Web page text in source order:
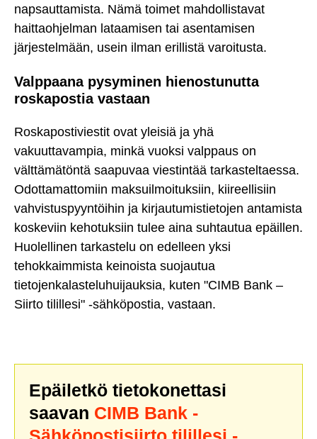
napsauttamista. Nämä toimet mahdollistavat
haittaohjelman lataamisen tai asentamisen
järjestelmään, usein ilman erillistä varoitusta.
Valppaana pysyminen hienostunutta
roskapostia vastaan
Roskapostiviestit ovat yleisiä ja yhä
vakuuttavampia, minkä vuoksi valppaus on
välttämätöntä saapuvaa viestintää tarkasteltaessa.
Odottamattomiin maksuilmoituksiin, kiireellisiin
vahvistuspyyntöihin ja kirjautumistietojen antamista
koskeviin kehotuksiin tulee aina suhtautua epäillen.
Huolellinen tarkastelu on edelleen yksi
tehokkaimmista keinoista suojautua
tietojenkalasteluhuijauksia, kuten "CIMB Bank –
Siirto tilillesi" -sähköpostia, vastaan.
Epäiletkö tietokonettasi
saavan CIMB Bank -